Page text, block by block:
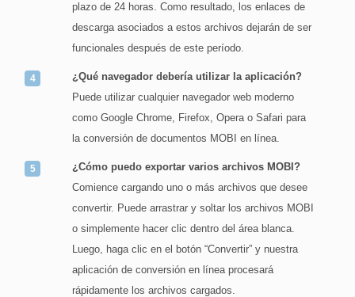
plazo de 24 horas. Como resultado, los enlaces de
descarga asociados a estos archivos dejarán de ser
funcionales después de este período.
¿Qué navegador debería utilizar la aplicación?
Puede utilizar cualquier navegador web moderno
como Google Chrome, Firefox, Opera o Safari para
la conversión de documentos MOBI en línea.
¿Cómo puedo exportar varios archivos MOBI?
Comience cargando uno o más archivos que desee
convertir. Puede arrastrar y soltar los archivos MOBI
o simplemente hacer clic dentro del área blanca.
Luego, haga clic en el botón “Convertir” y nuestra
aplicación de conversión en línea procesará
rápidamente los archivos cargados.